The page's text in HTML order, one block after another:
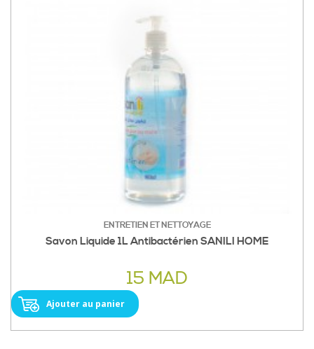
ENTRETIEN ET NETTOYAGE
Savon Liquide 1L Antibactérien SANILI HOME
15 MAD
Ajouter au panier